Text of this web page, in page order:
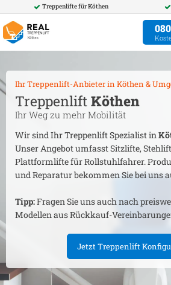
Treppenlifte fürKöthen
Ihr Treppenlift-Anbieter in Köthen &
Treppenlift Köthen
Ihr Weg zu mehr Mobilität
Wir sind Ihr Treppenlift Spezialist in
Unser Angebot umfasst Sitzlifte,
Plattformlifte für Rollstuhlfahrer.
und Reparatur bekommen Sie bei uns
Tipp:Fragen Sie uns auch nach
Modellen aus Rückkauf-
Jetzt Treppenlift